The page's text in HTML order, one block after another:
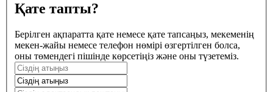
Қате тапты?
Берілген ақпаратта қате немесе қате тапсаңыз, мекеменің
мекен-жайы немесе телефон нөмірі өзгертілген болса,
оны төмендегі пішінде көрсетіңіз және оны түзетеміз.